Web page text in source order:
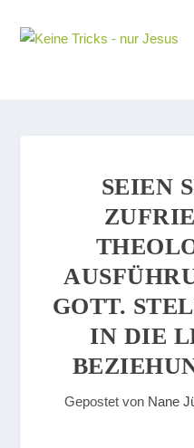
SEIEN
GOTT.
IN DIE
Gepostet von Nane